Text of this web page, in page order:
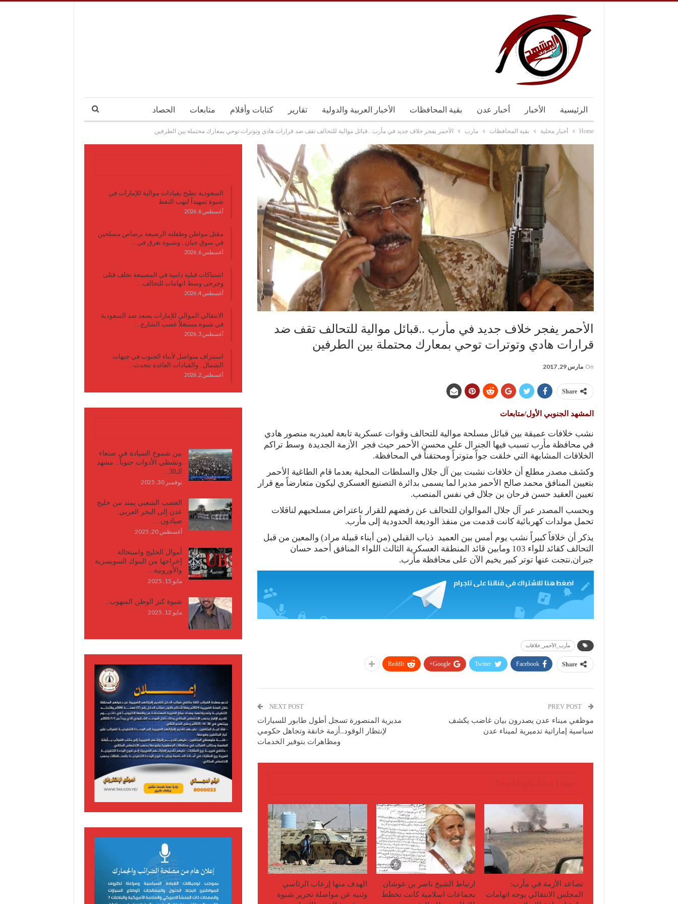
الرئيسية الأخبار أخبار عدن بقية المحافظات الأخبار العربية والدولية تقارير كتابات وأقلام متابعات الحصاد
Home أخبار محلية بقية المحافظات مارب الأحمر يفجر خلاف جديد في مأرب ..قبائل موالية للتحالف تقف ضد قرارات هادي وتوترات توحي بمعارك محتملة بين الطرفين
الأحمر يفجر خلاف جديد في مأرب ..قبائل موالية للتحالف تقف ضد
قرارات هادي وتوترات توحي بمعارك محتملة بين الطرفين
On مارس 29, 2017
Share
المشهد الجنوبي الأول/متابعات
نشب خلافات عميقة بين قبائل مسلحة موالية للتحالف وقوات عسكرية تابعة لعبدربه منصور هادي
في محافظة مأرب تسبب فيها الجنرال علي محسن الأحمر حيث فجر الأزمة الجديدة وسط تراكم
الخلافات المشابهة التي خلقت جواً متوتراً ومحتقناً في المحافظة.
وكشف مصدر مطلع أن خلافات نشبت بين آل جلال والسلطات المحلية بعدما قام الطاغية الأحمر
بتعيين المنافق محمد صالح الأحمر مديرا لما يسمى بدائرة التصنيع العسكري ليكون متعارضاً مع قرار
تعيين العقيد حسن فرحان بن جلال في نفس المنصب.
وبحسب المصدر عبر آل جلال الموالوان للتحالف عن رفضهم للقرار باعتراض مسلحيهم لناقلات
تحمل مولدات كهربائية كانت قدمت من منفذ الوديعة الحدودية إلى مأرب.
يذكر أن خلافاً كبيراً نشب يوم أمس بين العميد ذياب القبلي (من أبناء قبيلة مراد) والمعين من قبل
التحالف كقائد للواء 103 ومابين قائد المنطقة العسكرية الثالث اللواء المنافق أحمد حسان
جبران,نتجت عنها توتر كبير يخيم الآن على محافظة مأرب.
مأرب_الأحمر_خلافات
Share
Facebook
Twitter
Google+
ReddIt
موظفي ميناء عدن يصدرون بيان غاضب يكشف
سياسية إماراتية تدميرية لميناء عدن
NEXT POST
مديرية المنصورة تسجل أطول طابور للسيارات
لإنتظار الوقود..أزمة خانقة وتجاهل حكومي
ومظاهرات بتوفير الخدمات
تصاعد الأزمة في مأرب:
المجلس الانتقالي يوجه اتهامات
ارتباط الشيخ ناصر بن عوشان
بجماعات اسلامية كانت تخطط
الهدف منها إرعاب الرئاسي
وثنيه عن مواصلة تحرير شبوة
السعودية تطيح بقيادات موالية للإمارات في
شبوة تمهيداً لنهب النفط
أغسطس 6, 2026
مقتل مواطن وطفلته الرضيعة برصاص مسلحين
في سوق حبان.. وشبوة تغرق في…
أغسطس 6, 2026
اشتباكات قبلية دامية في المصينعة تخلف قتلى
وجرحى وسط اتهامات للتحالف…
أغسطس 4, 2026
الانتقالي الموالي للإمارات يصعد ضد السعودية
في شبوة مستغلاً غضب الشارع…
أغسطس 3, 2026
استنزاف متواصل لأبناء الجنوب في جبهات
الشمال.. والقيادات العائدة تتحدث…
أغسطس 2, 2026
بين شموخ السيادة في صنعاء
وتشظي الأدوات جنوباً.. مشهد
الـ30…
نوفمبر 30, 2025
الغضب الشعبي يمتد من خليج
عدن إلى البحر العربي:
صيادون…
أغسطس 20, 2025
أموال الخليج واستحالة
إخراجها من البنوك السويسرية
والأوروبية…
مايو 15, 2025
شبوة كنز الوطن المنهوب..
مايو 12, 2025